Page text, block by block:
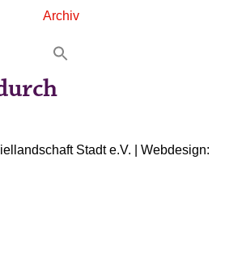
Archiv
Stadt e.V. | Webdesign: